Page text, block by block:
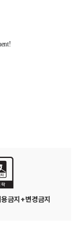
금지+변경금지